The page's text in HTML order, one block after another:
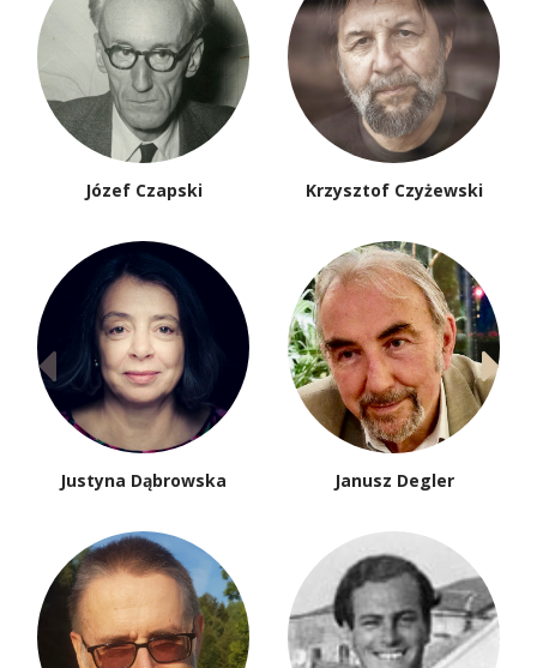
Józef Czapski Krzysztof Czyżewski
Justyna Dąbrowska Janusz Degler